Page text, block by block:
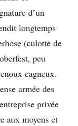
d’un
longtemps
(culotte de
peu
cagneux.
armée des
privée
aux moyens et